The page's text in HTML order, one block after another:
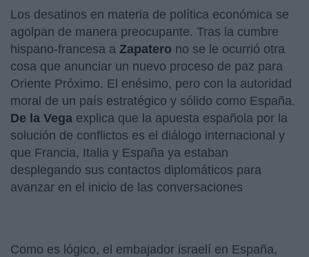
Los desatinos en materia de política económica se
agolpan de manera preocupante. Tras la cumbre
hispano-francesa a Zapatero no se le ocurrió otra
cosa que anunciar un nuevo proceso de paz para
Oriente Próximo. El enésimo, pero con la autoridad
moral de un país estratégico y sólido como España.
De la Vega explica que la apuesta española por la
solución de conflictos es el diálogo internacional y
que Francia, Italia y España ya estaban
desplegando sus contactos diplomáticos para
avanzar en el inicio de las conversaciones
Como es lógico, el embajador israelí en España,